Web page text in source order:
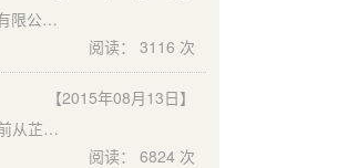
我的名片 寻根问祖；家谱修撰；整合宗族资源； 祈福子孙；家兴业旺；谱泽后世 宁化县谱惠华夏文化传播有限公司 地址：宁化县城郊乡泗竹坑商住楼二号楼2单元1105室 宁化县客家谱牒协会 地址：三明市宁化县电子商务产业园二楼211室 电话：0598-6628989 官方QQ：115562355 微信号：Leiqq8090729
阅读： 3116 次
【2015年08月13日】
苍天大树必有其根，环山之水必有其源，8月12-13日注定是芷江张氏文忠公后裔永远铭记的日子，200多年前从芷江花山寨迁徙至广西的宗亲一行30余人，不远千里来到了花山寨，其中就有正在公休的广西壮族自治区副主席张秀隆先生。
阅读： 6824 次